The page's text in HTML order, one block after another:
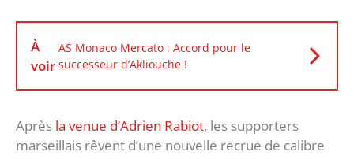
À
voir
AS Monaco Mercato : Accord pour le
successeur d’Akliouche !
Après la venue d’Adrien Rabiot, les supporters
marseillais rêvent d’une nouvelle recrue de calibre